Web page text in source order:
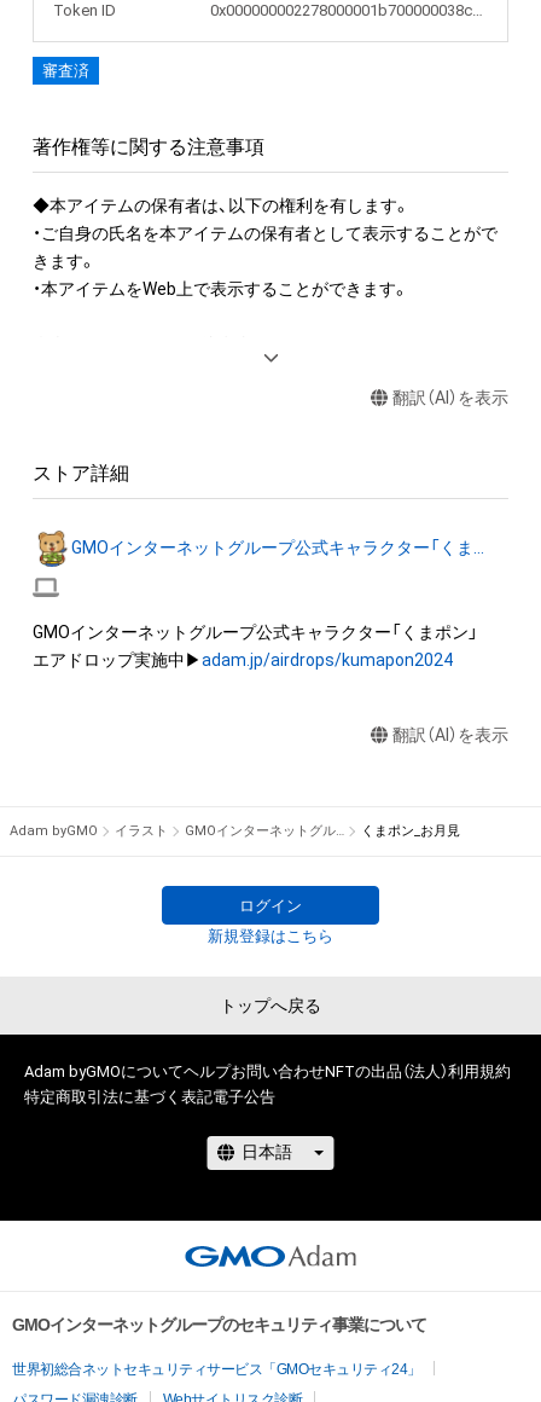
Token ID
0x000000002278000001b700000038c5bb
審査済
著作権等に関する注意事項
◆本アイテムの保有者は、以下の権利を有します。
・ご自身の氏名を本アイテムの保有者として表示することがで
きます。
・本アイテムをWeb上で表示することができます。
・本アイテムを印刷し公衆に向けて展示、販売、譲渡、貸与、頒布
・本アイテムに関する創作物（画像および映像、音楽、商標または
産権（著作権、特許権、実用新案権、商標権、意匠権その他の知的
財産権（それらの権利を取得し、又はそれらの権利につき登録等
を出願する権利を含みます。）を意味します。）は、本アイテムの
作成者または第三者のライセンス保有者によって保護されてい
ます。そのため、本アイテムを保有していたとしても、本アイテ
・本アイテムの作成者または第三者のライセンス保有者からの
成者または第三者のライセンス保有者が不適切であると判断し
た場合、利用をお断りさせていただきます。
因で発生したものであっても、本アイテムの作成者または第三
者のライセンス保有者は、何らの法的責任も負わないものとし
ます。
・上記で定める規定に違反した場合、作成者に生じた損害を保有
翻訳（AI）を表示
ストア詳細
GMOインターネットグループ公式キャラクター「くまポン」
エアドロップ実施中▶adam.jp/airdrops/kumapon2024
翻訳（AI）を表示
Adam byGMO イラスト GMOインターネットグループ公式キャラクター「くまポン」 くまポン_お月見
ログイン
新規登録はこちら
トップへ戻る
Adam byGMOについてヘルプお問い合わせNFTの出品（法人）利用規約
特定商取引法に基づく表記電子公告
GMOインターネットグループのセキュリティ事業について
世界初総合ネットセキュリティサービス「GMOセキュリティ24」